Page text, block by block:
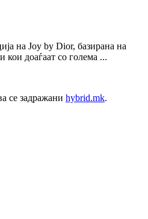
на Joy by Dior, базирана на
кои доаѓаат со голема ...
се задражани hybrid.mk.